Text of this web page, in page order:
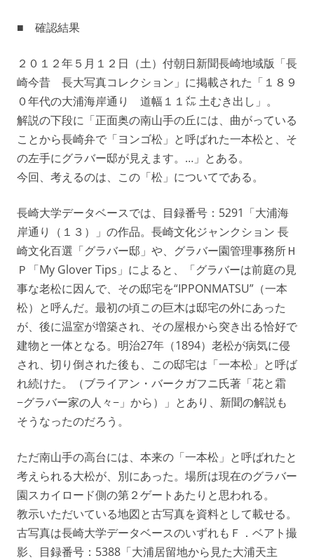
■ 確認結果
２０１２年５月１２日（土）付朝日新聞長崎地域版「長
崎今昔 長大写真コレクション」に掲載された「１８９
０年代の大浦海岸通り 道幅１１㍍ 土むき出し」。
解説の下段に「正面奥の南山手の丘には、曲がっている
ことから長崎弁で「ヨンゴ松」と呼ばれた一本松と、そ
の左手にグラバー邸が見えます。…」とある。
今回、考えるのは、この「松」についてである。
長崎大学データベースでは、目録番号：5291「大浦海
岸通り（１３）」の作品。長崎文化ジャンクション 長
崎文化百選「グラバー邸」や、グラバー園管理事務所Ｈ
Ｐ「My Glover Tips」によると、「グラバーは前庭の見
事な老松に因んで、その邸宅を“IPPONMATSU”（一本
松）と呼んだ。最初の頃この巨木は邸宅の外にあった
が、後に温室が増築され、その屋根から突き出る恰好で
建物と一体となる。明治27年（1894）老松が病気に侵
され、切り倒された後も、この邸宅は「一本松」と呼ば
れ続けた。（ブライアン・バークガフニ氏著「花と霜
−グラバー家の人々−」から）」とあり、新聞の解説も
そうなったのだろう。
ただ南山手の高台には、本来の「一本松」と呼ばれたと
考えられる大松が、別にあった。場所は現在のグラバー
園スカイロード側の第２ゲートあたりと思われる。
教示いただいている地図と古写真を資料として載せる。
古写真は長崎大学データベースのいずれもＦ．ベアト撮
影、目録番号：5388「大浦居留地から見た大浦天主